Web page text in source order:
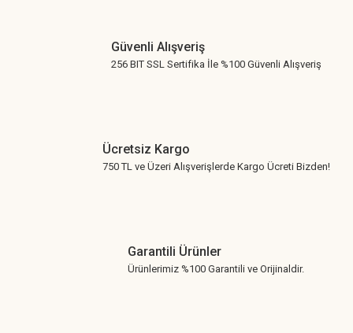
Güvenli Alışveriş
256 BIT SSL Sertifika İle %100 Güvenli Alışveriş
Ücretsiz Kargo
750 TL ve Üzeri Alışverişlerde Kargo Ücreti Bizden!
Garantili Ürünler
Ürünlerimiz %100 Garantili ve Orijinaldir.